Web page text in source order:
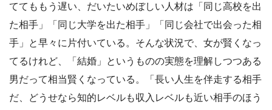
ててももう遅い、だいたいめぼしい人材は「同じ高校を出
た相手」「同じ大学を出た相手」「同じ会社で出会った相
手」と早々に片付いている。そんな状況で、女が賢くなっ
てるけれど、「結婚」というものの実態を理解しつつある
男だって相当賢くなっている。「長い人生を伴走する相手
だ、どうせなら知的レベルも収入レベルも近い相手のほう